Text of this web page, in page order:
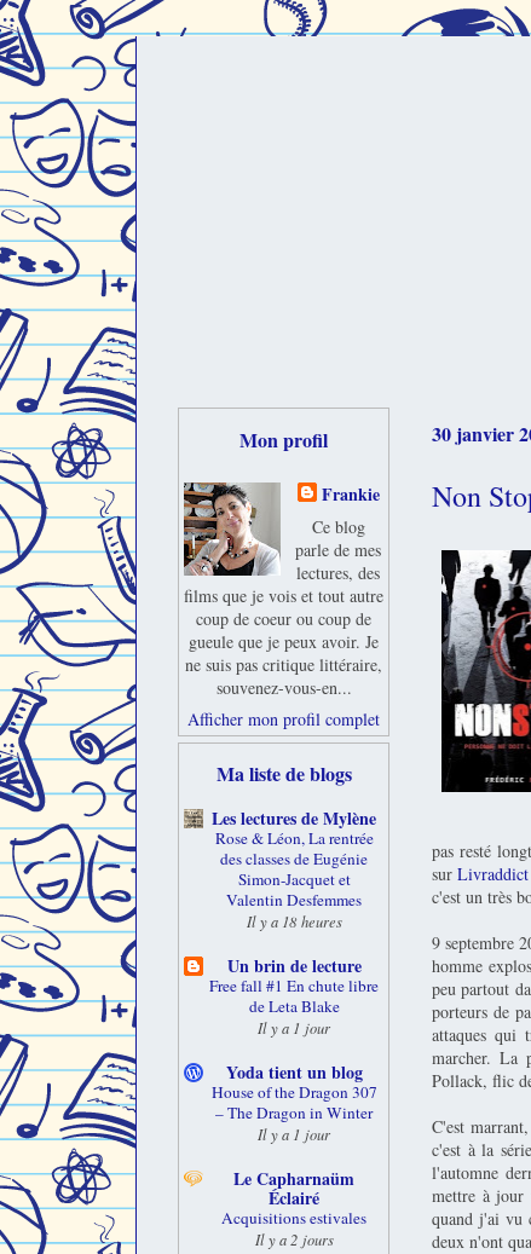
30 janvier
Non
pas resté
surLivraddict
c'est un très
9 septembre
homme
peu partout
porteurs de
attaques qui
marcher. La
Pollack, flic
C'est
c'est à la
l'automne
mettre à jour
quand j'ai vu
deux n'ont
Mon profil
Frankie
Ce blog
parle de mes
lectures, des
films que je vois et tout autre
coup de coeur ou coup de
gueule que je peux avoir. Je
ne suis pas critique littéraire,
souvenez-vous-en...
Afficher mon profil complet
Ma liste de blogs
Les lectures de Mylène
Rose & Léon, La rentrée
des classes de Eugénie
Simon-Jacquet et
Valentin Desfemmes
Il y a 18 heures
Un brin de lecture
Free fall #1 En chute libre
de Leta Blake
Il y a 1 jour
Yoda tient un blog
House of the Dragon 307
– The Dragon in Winter
Il y a 1 jour
Le Capharnaüm
Éclairé
Acquisitions estivales
Il y a 2 jours